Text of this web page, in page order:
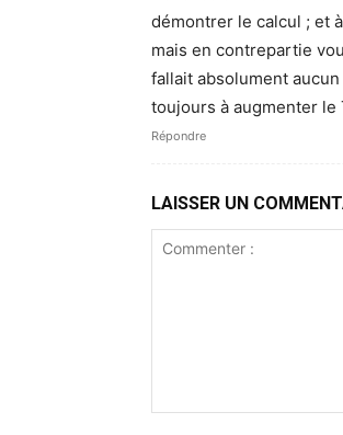
démontrer le calcul ; et
mais en contrepartie
fallait absolument
toujours à augmenter le
Répondre
LAISSER UN